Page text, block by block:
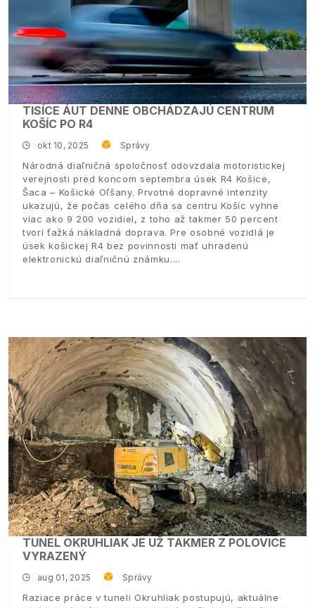
TISÍCE ÁUT DENNE OBCHÁDZAJÚ CENTRUM
KOŠÍC PO R4
okt 10, 2025 Správy
Národná diaľničná spoločnosť odovzdala motoristickej
verejnosti pred koncom septembra úsek R4 Košice,
Šaca – Košické Oľšany. Prvotné dopravné intenzity
ukazujú, že počas celého dňa sa centru Košíc vyhne
viac ako 9 200 vozidiel, z toho až takmer 50 percent
tvorí ťažká nákladná doprava. Pre osobné vozidlá je
úsek košickej R4 bez povinnosti mať uhradenú
elektronickú diaľničnú známku.
TUNEL OKRUHLIAK JE UŽ TAKMER Z POLOVICE
VYRAZENÝ
aug 01, 2025 Správy
Raziace práce v tuneli Okruhliak postupujú, aktuálne